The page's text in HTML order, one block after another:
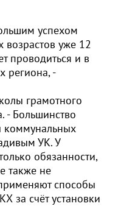
успехом
возрастов уже 12
проводиться и в
региона, -
грамотного
- Большинство
коммунальных
УК. У
обязанности,
также не
способы
за счёт установки